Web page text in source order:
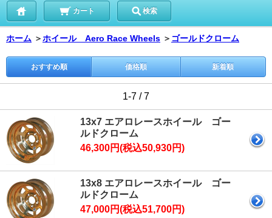
カート 検索
ホーム ＞ホイール Aero Race Wheels ＞ ゴールドクローム
おすすめ順 価格順 新着順
1-7 / 7
13x7 エアロレースホイール ゴー
ルドクローム
46,300円(税込50,930円)
13x8 エアロレースホイール ゴー
ルドクローム
47,000円(税込51,700円)